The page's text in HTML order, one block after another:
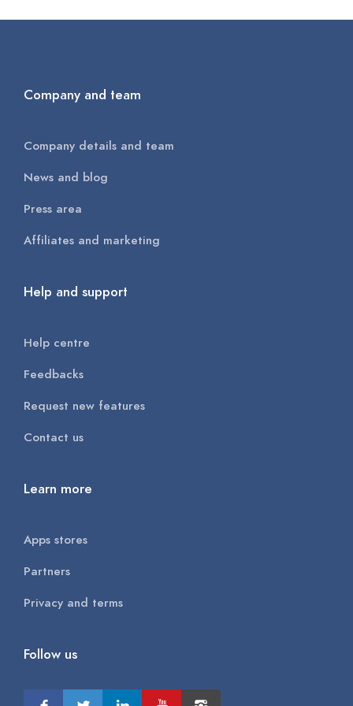
Company and team
Company details and team
News and blog
Press area
Affiliates and marketing
Help and support
Help centre
Feedbacks
Request new features
Contact us
Learn more
Apps stores
Partners
Privacy and terms
Follow us